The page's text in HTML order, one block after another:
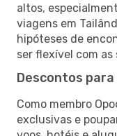
altos,
viagens em
hipóteses de
ser flexível com
Descontos para
Como membro
exclusivas e